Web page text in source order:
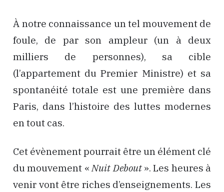
À notre connaissance un tel mouvement de
foule, de par son ampleur (un à deux
milliers de personnes), sa cible
(l’appartement du Premier Ministre) et sa
spontanéité totale est une première dans
Paris, dans l’histoire des luttes modernes
en tout cas.
Cet évènement pourrait être un élément clé
du mouvement « Nuit Debout». Les heures à
venir vont être riches d’enseignements. Les